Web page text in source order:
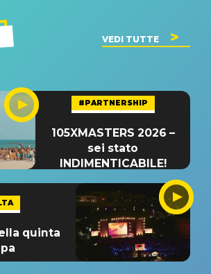
VEDI TUTTE
#PARTNERSHIP
105XMASTERS 2026 –
sei stato
INDIMENTICABILE!
quinta